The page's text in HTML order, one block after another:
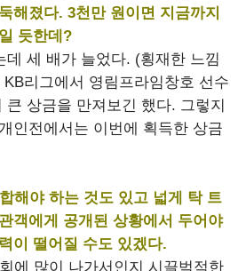
해졌다. 3천만 원이면 지금까지
듯한데?
데 세 배가 늘었다. (횡재한 느낌
리그에서 영림프라임창호 선수
상금을 만져보긴 했다. 그렇지
인전에서는 이번에 획득한 상금
해야 하는 것도 있고 넓게 탁 트
객에게 공개된 상황에서 두어야
이 떨어질 수도 있겠다.
에 많이 나가서인지 시끌벅적한